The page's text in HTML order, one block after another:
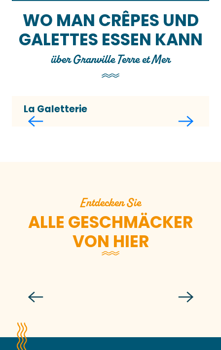
WO MAN CRÊPES UND
GALETTES ESSEN KANN
über Granville Terre et Mer
La Galetterie
Entdecken Sie
ALLE GESCHMÄCKER
VON HIER
in Granville Terre et Mer zu verkosten